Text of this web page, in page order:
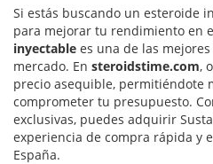
Si estás buscando un esteroide
para mejorar tu rendimiento en
inyectable es una de las
mercado. En steroidstime.com,
precio asequible, permitiéndote
comprometer tu presupuesto.
exclusivas, puedes adquirir
experiencia de compra rápida y
España.